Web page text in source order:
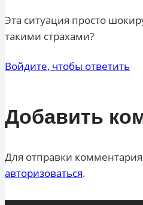
Эта ситуация просто
такими страхами?
Войдите, чтобы ответить
Добавить
Для отправки
авторизоваться.